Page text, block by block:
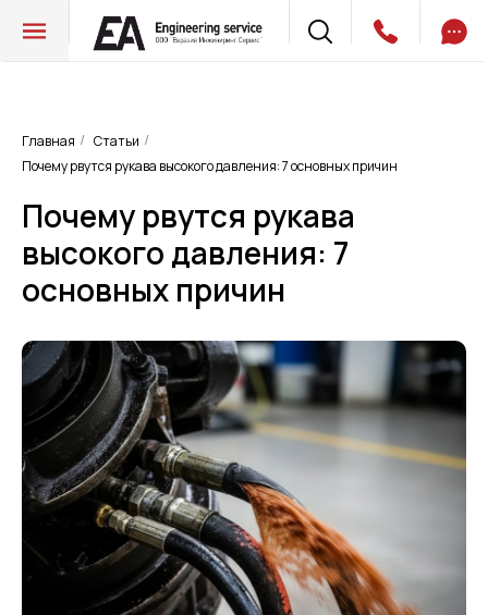
Главная / Статьи /
Почему рвутся рукава высокого давления: 7 основных причин
Почему рвутся рукава
высокого давления: 7
основных причин